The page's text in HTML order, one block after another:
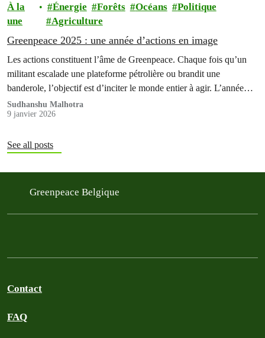
À la
une
Énergie Forêts Océans
Politique
Agriculture
Greenpeace 2025 : une année d’actions en image
Les actions constituent l’âme de Greenpeace. Chaque fois qu’un
militant escalade une plateforme pétrolière ou brandit une
banderole, l’objectif est d’inciter le monde entier à agir. L’année
2025 a été…
Sudhanshu Malhotra
9 janvier 2026
See all posts
Greenpeace Belgique
Contact
FAQ